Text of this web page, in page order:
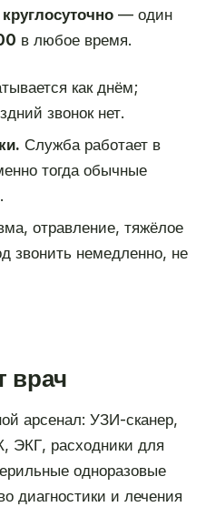
круглосуточно — один
в любое время.
как днём;
звонок нет.
Служба работает в
тогда обычные
отравление, тяжёлое
звонить немедленно, не
врач
арсенал: УЗИ-сканер,
ЭКГ, расходники для
одноразовые
диагностики и лечения